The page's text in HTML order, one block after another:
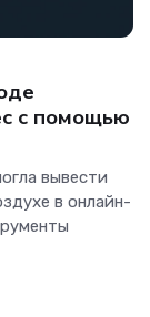
с помощью
вывести
в онлайн-